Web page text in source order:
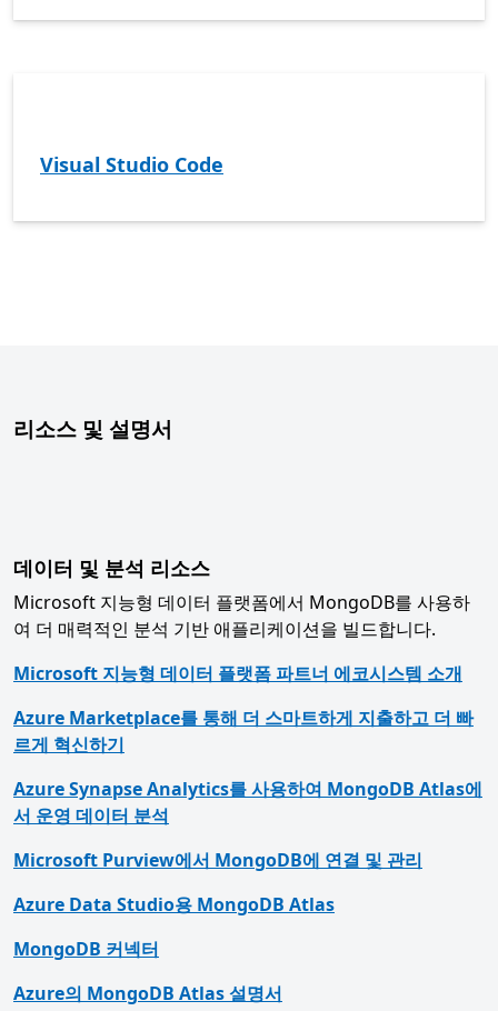
Visual Studio Code
리소스 및 설명서
데이터 및 분석 리소스
Microsoft 지능형 데이터 플랫폼에서 MongoDB를 사용하
여 더 매력적인 분석 기반 애플리케이션을 빌드합니다.
Microsoft 지능형 데이터 플랫폼 파트너 에코시스템 소개
Azure Marketplace를 통해 더 스마트하게 지출하고 더 빠
르게 혁신하기
Azure Synapse Analytics를 사용하여 MongoDB Atlas에
서 운영 데이터 분석
Microsoft Purview에서 MongoDB에 연결 및 관리
Azure Data Studio용 MongoDB Atlas
MongoDB 커넥터
Azure의 MongoDB Atlas 설명서